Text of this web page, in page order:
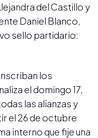
del Castillo y
Daniel Blanco,
sello partidario:
los
el domingo 17,
las alianzas y
el 26 de octubre
interno que fije una